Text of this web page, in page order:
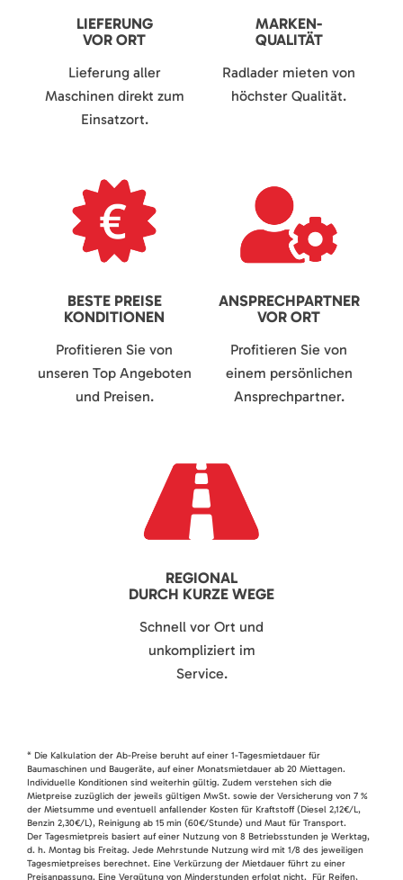
LIEFERUNG
VOR ORT
Lieferung aller
Maschinen direkt zum
Einsatzort.
MARKEN-
QUALITÄT
Radlader mieten von
höchster Qualität.
BESTE PREISE
KONDITIONEN
Profitieren Sie von
unseren Top Angeboten
und Preisen.
ANSPRECHPARTNER
VOR ORT
Profitieren Sie von
einem persönlichen
Ansprechpartner.
REGIONAL
DURCH KURZE WEGE
Schnell vor Ort und
unkompliziert im
Service.
* Die Kalkulation der Ab-Preise beruht auf einer 1-Tagesmietdauer für
Baumaschinen und Baugeräte, auf einer Monatsmietdauer ab 20 Miettagen.
Individuelle Konditionen sind weiterhin gültig. Zudem verstehen sich die
Mietpreise zuzüglich der jeweils gültigen MwSt. sowie der Versicherung von 7 %
der Mietsumme und eventuell anfallender Kosten für Kraftstoff (Diesel 2,12€/L,
Benzin 2,30€/L), Reinigung ab 15 min (60€/Stunde) und Maut für Transport.
Der Tagesmietpreis basiert auf einer Nutzung von 8 Betriebsstunden je Werktag,
d. h. Montag bis Freitag. Jede Mehrstunde Nutzung wird mit 1/8 des jeweiligen
Tagesmietpreises berechnet. Eine Verkürzung der Mietdauer führt zu einer
Preisanpassung. Eine Vergütung von Minderstunden erfolgt nicht. Für Reifen,